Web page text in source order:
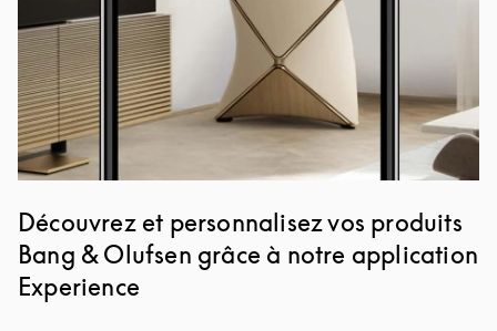
Découvrez et personnalisez vos produits
Bang & Olufsen grâce à notre application
Experience